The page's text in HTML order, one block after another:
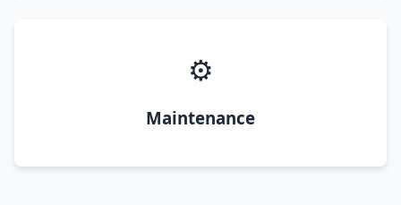
⚙️
Maintenance